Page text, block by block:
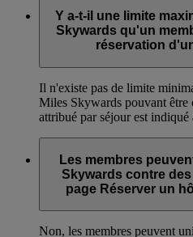
Y a-t-il une limite
Skywards qu'un
réservation
Il n'existe pas de limite
Miles Skywards pouvant
attribué par séjour est
Les membres
Skywards contre
page Réserver un
Non, les membres peuvent